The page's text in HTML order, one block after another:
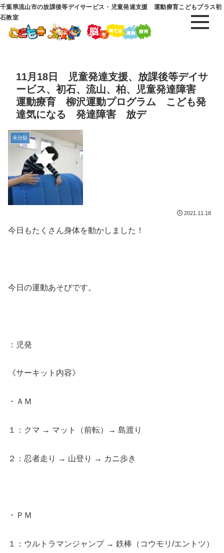
千葉県流山市の放課後等デイサービス・児童発達支援 運動療育こどもプラス初
石教室
11月18日 児童発達支援、放課後等デイサ
ービス、初石、流山、柏、児童発達障害
運動療育 柳沢運動プログラム こども発
達気になる 発達障害 放デ
未分類
2021.11.18
今日もたくさん身体を動かしました！
今日の運動あそびです。
：児発
《サーキット内容》
・ＡＭ
１：クマ → マット（前転）→ 島渡り
２：忍者走り → 山登り → カニ歩き
・ＰＭ
１：ウルトラマンジャンプ → 鉄棒（コウモリ/エントツ）